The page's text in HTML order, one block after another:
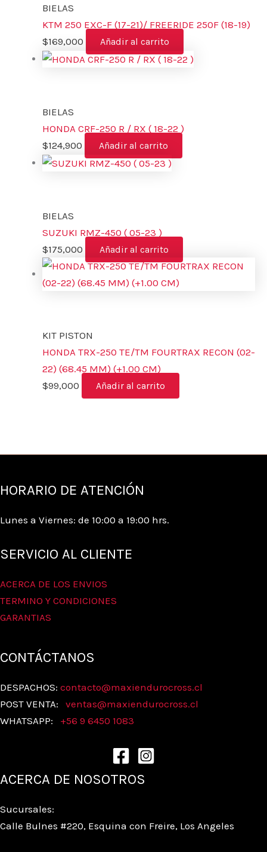
BIELAS
KTM 250 EXC-F (17-21)/ FREERIDE 250F (18-19)
$169,000 Añadir al carrito
BIELAS
HONDA CRF-250 R / RX ( 18-22 )
$124,900 Añadir al carrito
BIELAS
SUZUKI RMZ-450 ( 05-23 )
$175,000 Añadir al carrito
KIT PISTON
HONDA TRX-250 TE/TM FOURTRAX RECON (02-
22) (68.45 MM) (+1.00 CM)
$99,000 Añadir al carrito
HORARIO DE ATENCIÓN
Lunes a Viernes: de 10:00 a 19:00 hrs.
SERVICIO AL CLIENTE
ACERCA DE LOS ENVIOS
TERMINO Y CONDICIONES
GARANTIAS
CONTÁCTANOS
DESPACHOS: contacto@maxiendurocross.cl
POST VENTA: ventas@maxiendurocross.cl
WHATSAPP: +56 9 6450 1083
ACERCA DE NOSOTROS
Sucursales:
Calle Bulnes #220, Esquina con Freire, Los Angeles